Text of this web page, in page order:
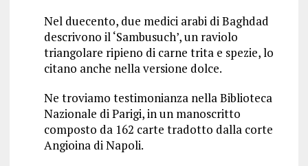
Nel duecento, due medici arabi di Baghdad
descrivono il ‘Sambusuch’, un raviolo
triangolare ripieno di carne trita e spezie, lo
citano anche nella versione dolce.
Ne troviamo testimonianza nella Biblioteca
Nazionale di Parigi, in un manoscritto
composto da 162 carte tradotto dalla corte
Angioina di Napoli.